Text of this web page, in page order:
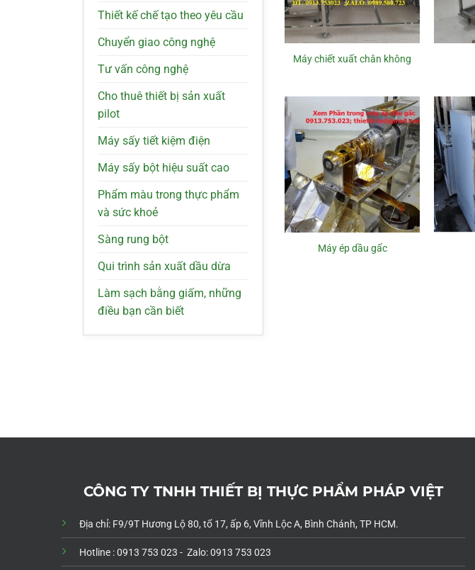
Thiết kế chế tạo theo yêu cầu
Chuyển giao công nghệ
Tư vấn công nghệ
Cho thuê thiết bị sản xuất
pilot
Máy sấy tiết kiệm điện
Máy sấy bột hiệu suất cao
Phẩm màu trong thực phẩm
và sức khoẻ
Sàng rung bột
Qui trình sản xuất dầu dừa
Làm sạch bằng giấm, những
điều bạn cần biết
Máy chiết xuất chân không
Máy ép dầu gấc
CÔNG TY TNHH THIẾT BỊ THỰC PHẨM PHÁP VIỆT
Địa chỉ: F9/9T Hương Lộ 80, tổ 17, ấp 6, Vĩnh Lộc A, Bình Chánh, TP HCM.
Hotline : 0913 753 023 - Zalo: 0913 753 023